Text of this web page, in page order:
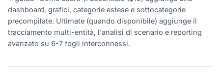
dashboard, grafici, categorie estese e sottocategorie
precompilate. Ultimate (quando disponibile) aggiunge il
tracciamento multi-entità, l'analisi di scenario e reporting
avanzato su 6-7 fogli interconnessi.